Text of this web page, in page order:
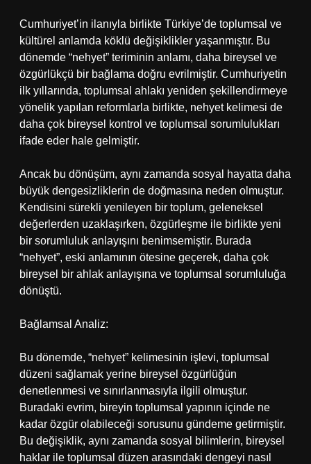
Cumhuriyet’in ilanıyla birlikte Türkiye’de toplumsal ve
kültürel anlamda köklü değişiklikler yaşanmıştır. Bu
dönemde “nehyet” teriminin anlamı, daha bireysel ve
özgürlükçü bir bağlama doğru evrilmiştir. Cumhuriyetin
ilk yıllarında, toplumsal ahlakı yeniden şekillendirmeye
yönelik yapılan reformlarla birlikte, nehyet kelimesi de
daha çok bireysel kontrol ve toplumsal sorumlulukları
ifade eder hale gelmiştir.
Ancak bu dönüşüm, aynı zamanda sosyal hayatta daha
büyük dengesizliklerin de doğmasına neden olmuştur.
Kendisini sürekli yenileyen bir toplum, geleneksel
değerlerden uzaklaşırken, özgürleşme ile birlikte yeni
bir sorumluluk anlayışını benimsemiştir. Burada
“nehyet”, eski anlamının ötesine geçerek, daha çok
bireysel bir ahlak anlayışına ve toplumsal sorumluluğa
dönüştü.
Bağlamsal Analiz:
Bu dönemde, “nehyet” kelimesinin işlevi, toplumsal
düzeni sağlamak yerine bireysel özgürlüğün
denetlenmesi ve sınırlanmasıyla ilgili olmuştur.
Buradaki evrim, bireyin toplumsal yapının içinde ne
kadar özgür olabileceği sorusunu gündeme getirmiştir.
Bu değişiklik, aynı zamanda sosyal bilimlerin, bireysel
haklar ile toplumsal düzen arasındaki dengeyi nasıl